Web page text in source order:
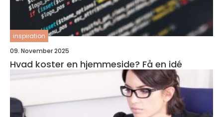
inspiration
09. November 2025
Hvad koster en hjemmeside? Få en idé